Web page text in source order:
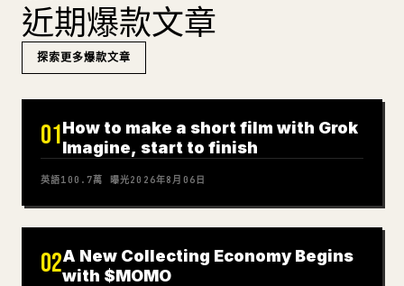
近期爆款文章
探索更多爆款文章
01How to make a short film with Grok
Imagine, start to finish
英語100.7萬 曝光2026年8月06日
02A New Collecting Economy Begins
with $MOMO